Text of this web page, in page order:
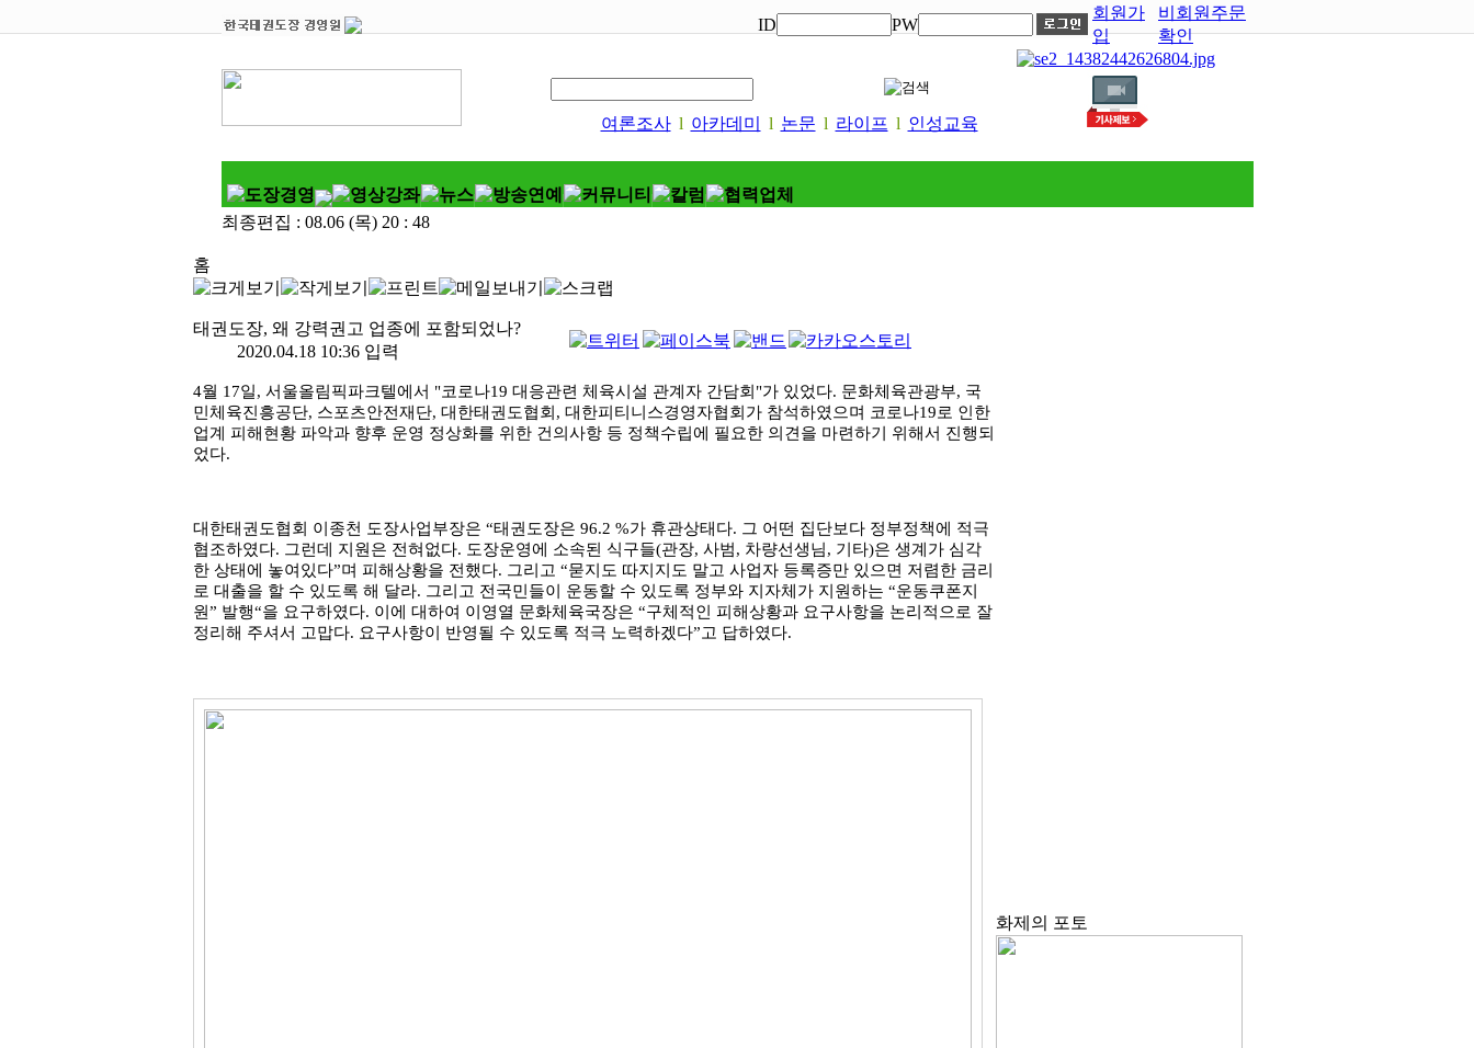
ID PW
회원가
입
비회원주문
확인
여론조사 l 아카데미 l 논문 l 라이프 l 인성교육
최종편집 : 08.06 (목) 20 : 48
홈
태권도장, 왜 강력권고 업종에 포함되었나?
2020.04.18 10:36 입력
4월 17일, 서울올림픽파크텔에서 "코로나19 대응관련 체육시설 관계자 간담회"가 있었다. 문화체육관광부, 국
민체육진흥공단, 스포츠안전재단, 대한태권도협회 , 대한피티니스경영자협회가 참석하였으며 코로나19로 인한
업계 피해현황 파악과 향후 운영 정상화를 위한 건의사항 등 정책수립에 필요한 의견을 마련하기 위해서 진행되
었다.
대한태권도협회 이종천 도장사업부장은 “태권도장은 96.2 %가 휴관상태다. 그 어떤 집단보다 정부정책에 적극
협조하였다. 그런데 지원은 전혀없다. 도장운영에 소속된 식구들(관장, 사범, 차량선생님, 기타)은 생계가 심각
한 상태에 놓여있다”며 피해상황을 전했다. 그리고 “묻지도 따지지도 말고 사업자 등록증만 있으면 저렴한 금리
로 대출을 할 수 있도록 해 달라. 그리고 전국민들이 운동할 수 있도록 정부와 지자체가 지원하는 “운동쿠폰지
원” 발행“을 요구하였다. 이에 대하여 이영열 문화체육국장은 “구체적인 피해상황과 요구사항을 논리적으로 잘
정리해 주셔서 고맙다. 요구사항이 반영될 수 있도록 적극 노력하겠다”고 답하였다.
화제의 포토